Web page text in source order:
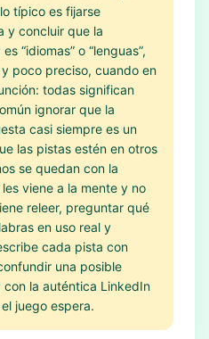
típico es fijarse
y concluir que la
“idiomas” o “lenguas”,
poco preciso, cuando en
todas significan
ignorar que la
casi siempre es un
las pistas estén en otros
se quedan con la
viene a la mente y no
releer, preguntar qué
en uso real y
cada pista con
una posible
con la auténtica LinkedIn
juego espera.